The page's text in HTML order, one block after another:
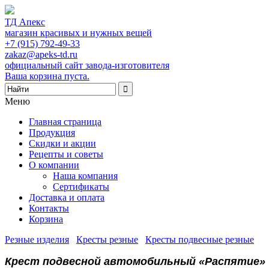
ТД Апекс
магазин красивых и нужных вещей
+7 (915) 792-49-33
zakaz@apeks-td.ru
официальный сайт завода-изготовителя
Ваша корзина пуста.
Меню
Главная страница
Продукция
Скидки и акции
Рецепты и советы
О компании
Наша компания
Сертификаты
Доставка и оплата
Контакты
Корзина
Резные изделия
Кресты резные Кресты подвесные резные
Крест подвесной автомобильный «Распятие»